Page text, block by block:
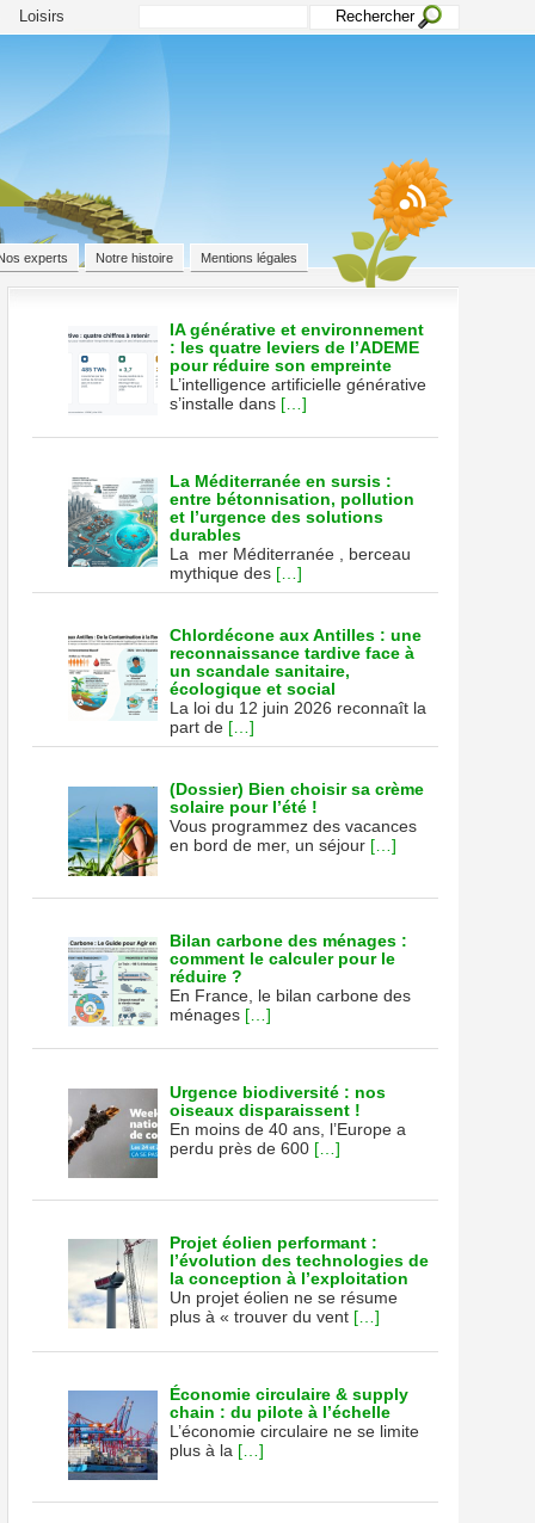
Loisirs
experts Notre histoire Mentions légales
IA générative et environnement
: les quatre leviers de l’ADEME
pour réduire son empreinte
L’intelligence artificielle générative
s’installe dans […]
La Méditerranée en sursis :
entre bétonnisation, pollution
et l’urgence des solutions
durables
La mer Méditerranée , berceau
mythique des […]
Chlordécone aux Antilles : une
reconnaissance tardive face à
un scandale sanitaire,
écologique et social
La loi du 12 juin 2026 reconnaît la
part de […]
(Dossier) Bien choisir sa crème
solaire pour l’été !
Vous programmez des vacances
en bord de mer, un séjour […]
Bilan carbone des ménages :
comment le calculer pour le
réduire ?
En France, le bilan carbone des
ménages […]
Urgence biodiversité : nos
oiseaux disparaissent !
En moins de 40 ans, l’Europe a
perdu près de 600 […]
Projet éolien performant :
l’évolution des technologies de
la conception à l’exploitation
Un projet éolien ne se résume
plus à « trouver du vent […]
Économie circulaire & supply
chain : du pilote à l’échelle
L’économie circulaire ne se limite
plus à la […]